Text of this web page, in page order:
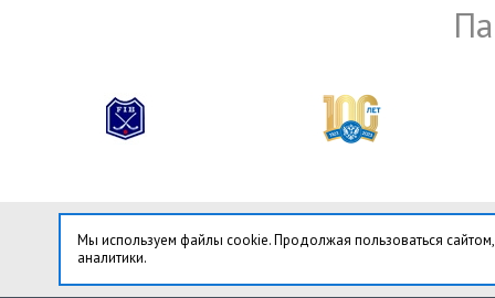
Мы используем файлы cookie. Продолжая пользоваться
аналитики.